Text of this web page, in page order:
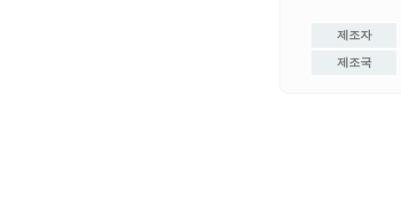
제조자
제조국